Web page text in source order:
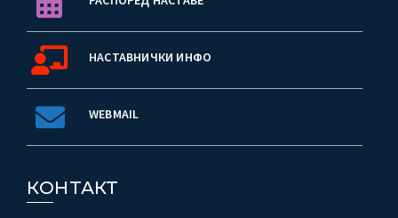
НАСТАВНИЧКИ ИНФО
WEBMAIL
КОНТАКТ
Пословања” – Догађаји